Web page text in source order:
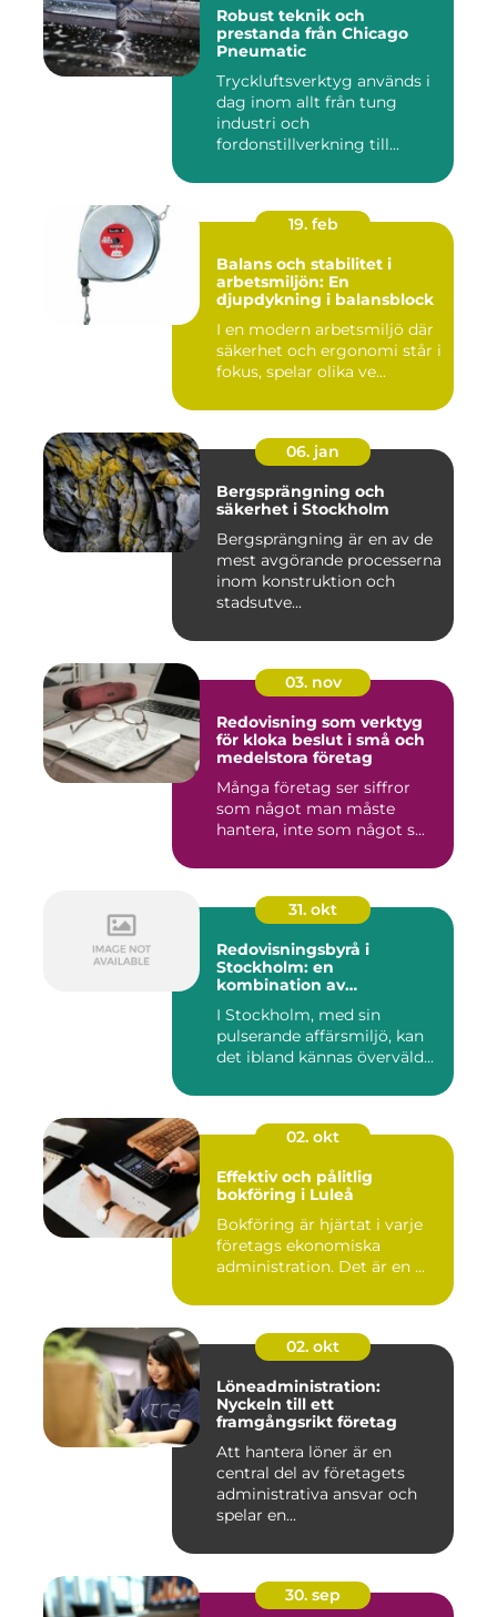
Robust teknik och
prestanda från Chicago
Pneumatic
Tryckluftsverktyg används i
dag inom allt från tung
industri och
fordonstillverkning till...
19. feb
Balans och stabilitet i
arbetsmiljön: En
djupdykning i balansblock
I en modern arbetsmiljö där
säkerhet och ergonomi står i
fokus, spelar olika ve...
06. jan
Bergsprängning och
säkerhet i Stockholm
Bergsprängning är en av de
mest avgörande processerna
inom konstruktion och
stadsutve...
03. nov
Redovisning som verktyg
för kloka beslut i små och
medelstora företag
Många företag ser siffror
som något man måste
hantera, inte som något s...
31. okt
Redovisningsbyrå i
Stockholm: en
kombination av
personlig service
I Stockholm, med sin
pulserande affärsmiljö, kan
det ibland kännas överväld...
02. okt
Effektiv och pålitlig
bokföring i Luleå
Bokföring är hjärtat i varje
företags ekonomiska
administration. Det är en ...
02. okt
Löneadministration:
Nyckeln till ett
framgångsrikt företag
Att hantera löner är en
central del av företagets
administrativa ansvar och
spelar en...
30. sep